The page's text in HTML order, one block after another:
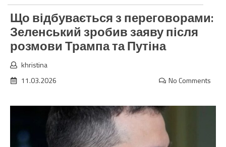
Що відбувається з переговорами:
Зеленський зробив заяву після
розмови Трампа та Путіна
khristina
11.03.2026
No Comments